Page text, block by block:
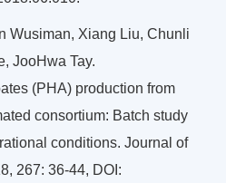
Wusiman, Xiang Liu, Chunli
JooHwa Tay.
(PHA) production from
consortium: Batch study
conditions. Journal of
267: 36-44, DOI: